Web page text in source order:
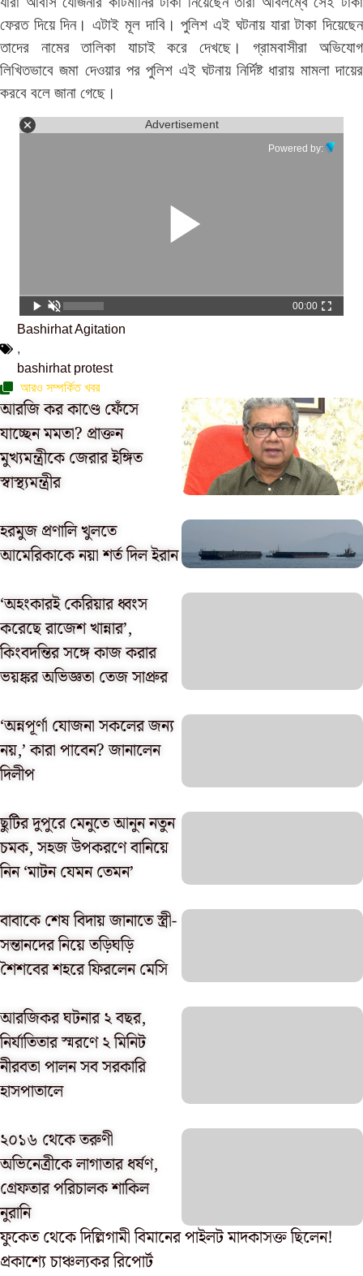
ফেরত দিয়ে দিন। এটাই মূল দাবি। পুলিশ এই ঘটনায় যারা টাকা দিয়েছেন
তাদের নামের তালিকা যাচাই করে দেখছে। গ্রামবাসীরা অভিযোগ
লিখিতভাবে জমা দেওয়ার পর পুলিশ এই ঘটনায় নির্দিষ্ট ধারায় মামলা দায়ের
করবে বলে জানা গেছে।
Advertisement
Powered by:
00:00
Bashirhat Agitation
,
bashirhat protest
আরও সম্পর্কিত খবর
আরজি কর কাণ্ডে ফেঁসে
যাচ্ছেন মমতা? প্রাক্তন
মুখ্যমন্ত্রীকে জেরার ইঙ্গিত
স্বাস্থ্যমন্ত্রীর
হরমুজ প্রণালি খুলতে
আমেরিকাকে নয়া শর্ত দিল ইরান
‘অহংকারই কেরিয়ার ধ্বংস
করেছে রাজেশ খান্নার’,
কিংবদন্তির সঙ্গে কাজ করার
ভয়ঙ্কর অভিজ্ঞতা তেজ সাপ্রুর
‘অন্নপূর্ণা যোজনা সকলের জন্য
নয়,’ কারা পাবেন? জানালেন
দিলীপ
ছুটির দুপুরে মেনুতে আনুন নতুন
চমক, সহজ উপকরণে বানিয়ে
নিন ‘মাটন যেমন তেমন’
বাবাকে শেষ বিদায় জানাতে স্ত্রী-
সন্তানদের নিয়ে তড়িঘড়ি
শৈশবের শহরে ফিরলেন মেসি
আরজিকর ঘটনার ২ বছর,
নির্যাতিতার স্মরণে ২ মিনিট
নীরবতা পালন সব সরকারি
হাসপাতালে
২০১৬ থেকে তরুণী
অভিনেত্রীকে লাগাতার ধর্ষণ,
গ্রেফতার পরিচালক শাকিল
নুরানি
ফুকেত থেকে দিল্লিগামী বিমানের পাইলট মাদকাসক্ত ছিলেন!
প্রকাশ্যে চাঞ্চল্যকর রিপোর্ট